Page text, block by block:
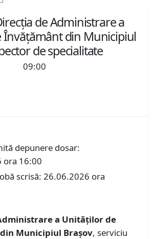
de Administrare a
Învățământ din Municipiul
de specialitate
09:00
depunere dosar:
ora 16:00
scrisă: 26.06.2026 ora
a Unităților de
Municipiul Brașov, serviciu